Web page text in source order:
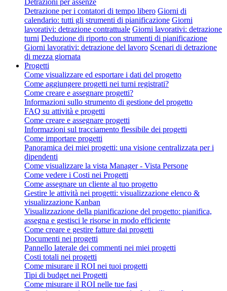
Detrazione per i contatori di tempo libero Giorni di
calendario: tutti gli strumenti di pianificazione Giorni
lavorativi: detrazione contrattuale Giorni lavorativi: detrazione
turni Deduzione di riporto con strumenti di pianificazione
Giorni lavorativi: detrazione del lavoro Scenari di detrazione
di mezza giornata
Progetti
Come visualizzare ed esportare i dati del progetto
Come aggiungere progetti nei turni registrati?
Come creare e assegnare progetti?
Informazioni sullo strumento di gestione del progetto
FAQ su attività e progetti
Come creare e assegnare progetti
Informazioni sul tracciamento flessibile dei progetti
Come importare progetti
Panoramica dei miei progetti: una visione centralizzata per i
dipendenti
Come visualizzare la vista Manager - Vista Persone
Come vedere i Costi nei Progetti
Come assegnare un cliente al tuo progetto
Gestire le attività nei progetti: visualizzazione elenco &
visualizzazione Kanban
Visualizzazione della pianificazione del progetto: pianifica,
assegna e gestisci le risorse in modo efficiente
Come creare e gestire fatture dai progetti
Documenti nei progetti
Pannello laterale dei commenti nei miei progetti
Costi totali nei progetti
Come misurare il ROI nei tuoi progetti
Tipi di budget nei Progetti
Come misurare il ROI nelle tue fasi